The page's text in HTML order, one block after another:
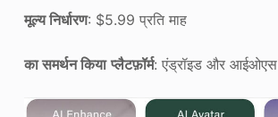
मूल्य निर्धारण: $5.99 प्रति माह
का समर्थन किया प्लैटफ़ॉर्म: एंड्रॉइड और आईओएस